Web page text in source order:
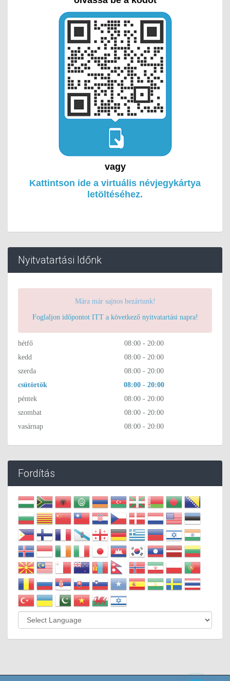
vagy
Kattintson ide a virtuális névjegykártya
letöltéséhez.
Nyitvatartási Időnk
Mára már sajnos bezártunk!
Foglaljon időpontot ITT a következő nyitvatartási napra!
hétfő
08:00 - 20:00
kedd
08:00 - 20:00
szerda
08:00 - 20:00
csütörtök
08:00 - 20:00
péntek
08:00 - 20:00
szombat
08:00 - 20:00
vasárnap
08:00 - 20:00
Fordítás